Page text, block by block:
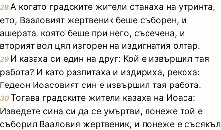
28 А когато градските жители станаха на утринта,
ето, Вааловият жертвеник беше съборен, и
ашерата, която беше при него, съсечена, и
вторият вол цял изгорен на издигнатия олтар.
29 И казаха си един на друг: Кой е извършил тая
работа? И като разпитаха и издириха, рекоха:
Гедеон Иоасовият син е извършил тая работа.
30Тогава градските жители казаха на Иоаса:
Изведете сина си да се умъртви, понеже той е
съборил Вааловия жертвеник, и понеже е съсякъл